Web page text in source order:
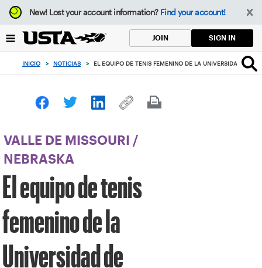
Enfoque
desde
botón
volver
principio
New!Lost your account information? Find your account!
JOIN SIGN IN
INICIO > NOTICIAS > EL EQUIPO DE TENIS FEMENINO DE LA UNIVERSIDAD DE
VALLE DE MISSOURI
/
NEBRASKA
El equipo de tenis
femenino de la
Universidad de